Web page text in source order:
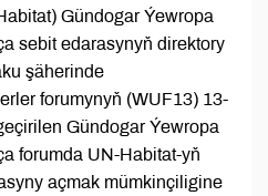
Gündogar Ýewropa
sebit edarasynyň direktory
şäherinde
forumynyň (WUF13) 13-
Gündogar Ýewropa
forumda UN-Habitat-yň
açmak mümkinçiligine